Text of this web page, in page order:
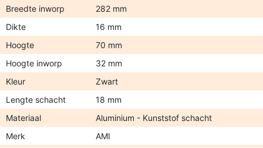
Breedte inworp
282 mm
Dikte
16 mm
Hoogte
70 mm
Hoogte inworp
32 mm
Kleur
Zwart
Lengte schacht
18 mm
Materiaal
Aluminium - Kunststof schacht
Merk
AMI